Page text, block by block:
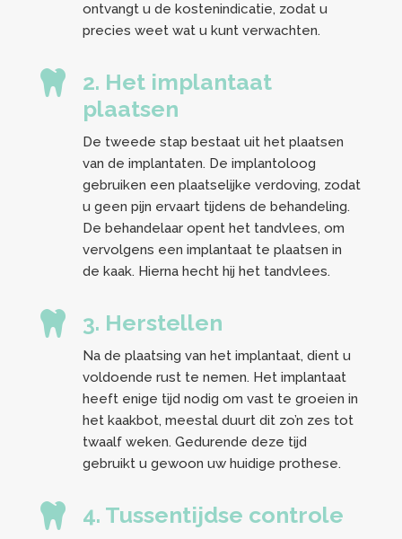
ontvangt u de kostenindicatie, zodat u
precies weet wat u kunt verwachten.

2. Het implantaat
plaatsen
De tweede stap bestaat uit het plaatsen
van de implantaten. De implantoloog
gebruiken een plaatselijke verdoving, zodat
u geen pijn ervaart tijdens de behandeling.
De behandelaar opent het tandvlees, om
vervolgens een implantaat te plaatsen in
de kaak. Hierna hecht hij het tandvlees.
 3. Herstellen
Na de plaatsing van het implantaat, dient u
voldoende rust te nemen. Het implantaat
heeft enige tijd nodig om vast te groeien in
het kaakbot, meestal duurt dit zo’n zes tot
twaalf weken. Gedurende deze tijd
gebruikt u gewoon uw huidige prothese.
 4. Tussentijdse controle